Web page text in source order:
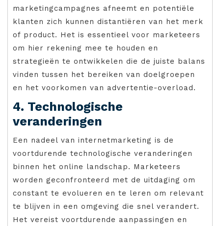
marketingcampagnes afneemt en potentiële
klanten zich kunnen distantiëren van het merk
of product. Het is essentieel voor marketeers
om hier rekening mee te houden en
strategieën te ontwikkelen die de juiste balans
vinden tussen het bereiken van doelgroepen
en het voorkomen van advertentie-overload.
4. Technologische
veranderingen
Een nadeel van internetmarketing is de
voortdurende technologische veranderingen
binnen het online landschap. Marketeers
worden geconfronteerd met de uitdaging om
constant te evolueren en te leren om relevant
te blijven in een omgeving die snel verandert.
Het vereist voortdurende aanpassingen en